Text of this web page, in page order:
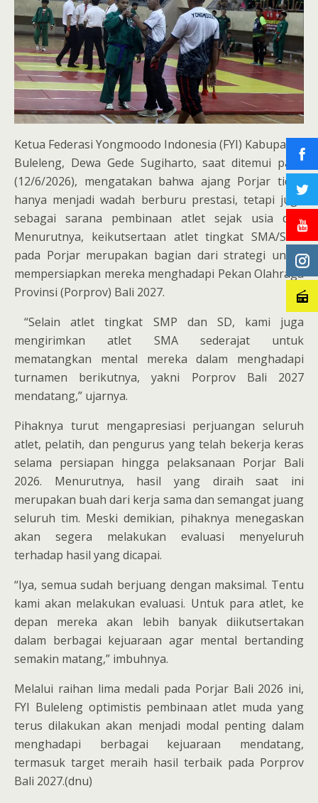
Ketua Federasi Yongmoodo Indonesia (FYI) Kabupaten
Buleleng, Dewa Gede Sugiharto, saat ditemui pada
(12/6/2026), mengatakan bahwa ajang Porjar tidak
hanya menjadi wadah berburu prestasi, tetapi juga
sebagai sarana pembinaan atlet sejak usia dini.
Menurutnya, keikutsertaan atlet tingkat SMA/SMK
pada Porjar merupakan bagian dari strategi untuk
mempersiapkan mereka menghadapi Pekan Olahraga
Provinsi (Porprov) Bali 2027.
“Selain atlet tingkat SMP dan SD, kami juga
mengirimkan atlet SMA sederajat untuk
mematangkan mental mereka dalam menghadapi
turnamen berikutnya, yakni Porprov Bali 2027
mendatang,” ujarnya.
Pihaknya turut mengapresiasi perjuangan seluruh
atlet, pelatih, dan pengurus yang telah bekerja keras
selama persiapan hingga pelaksanaan Porjar Bali
2026. Menurutnya, hasil yang diraih saat ini
merupakan buah dari kerja sama dan semangat juang
seluruh tim. Meski demikian, pihaknya menegaskan
akan segera melakukan evaluasi menyeluruh
terhadap hasil yang dicapai.
“Iya, semua sudah berjuang dengan maksimal. Tentu
kami akan melakukan evaluasi. Untuk para atlet, ke
depan mereka akan lebih banyak diikutsertakan
dalam berbagai kejuaraan agar mental bertanding
semakin matang,” imbuhnya.
Melalui raihan lima medali pada Porjar Bali 2026 ini,
FYI Buleleng optimistis pembinaan atlet muda yang
terus dilakukan akan menjadi modal penting dalam
menghadapi berbagai kejuaraan mendatang,
termasuk target meraih hasil terbaik pada Porprov
Bali 2027.(dnu)